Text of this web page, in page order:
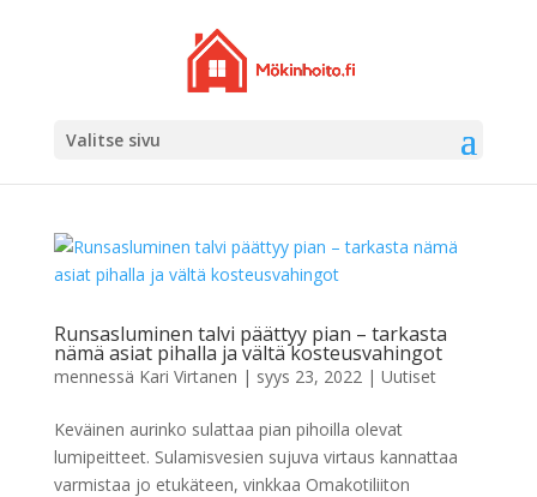
Valitse sivu
Runsasluminen talvi päättyy pian – tarkasta
nämä asiat pihalla ja vältä kosteusvahingot
mennessä Kari Virtanen | syys 23, 2022| Uutiset
Keväinen aurinko sulattaa pian pihoilla olevat
lumipeitteet. Sulamisvesien sujuva virtaus kannattaa
varmistaa jo etukäteen, vinkkaa Omakotiliiton